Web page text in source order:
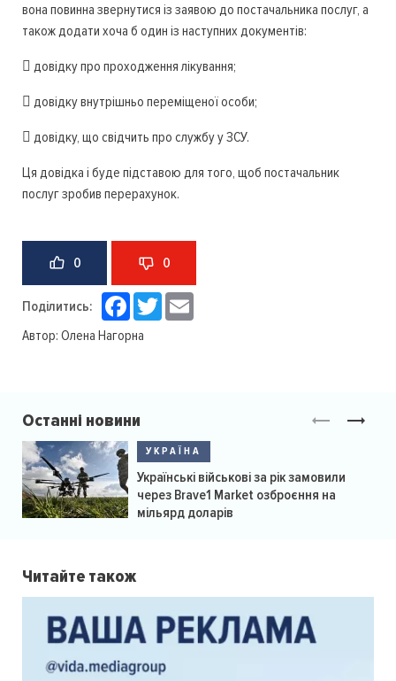
вона повинна звернутися із заявою до постачальника послуг, а
також додати хоча б один із наступних документів:
 довідку про проходження лікування;
 довідку внутрішньо переміщеної особи;
 довідку, що свідчить про службу у ЗСУ.
Ця довідка і буде підставою для того, щоб постачальник
послуг зробив перерахунок.
0 0
Поділитись: Facebook
Twitter
Автор: Олена Нагорна
Останні новини
УКРАЇНА
Українські військові за рік замовили
через Brave1 Market озброєння на
мільярд доларів
Читайте також